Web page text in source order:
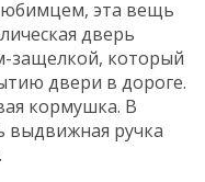
эта вещь
дверь
защелкой, который
двери в дороге.
кормушка. В
выдвижная ручка